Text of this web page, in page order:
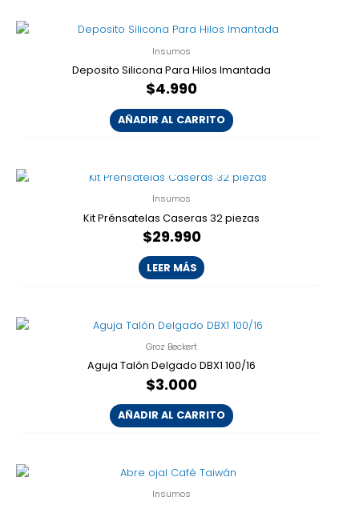
Insumos
Deposito Silicona Para Hilos Imantada
$4.990
AÑADIR AL CARRITO
Insumos
Kit Prénsatelas Caseras 32 piezas
$29.990
LEER MÁS
Groz Beckert
Aguja Talón Delgado DBX1 100/16
$3.000
AÑADIR AL CARRITO
Insumos